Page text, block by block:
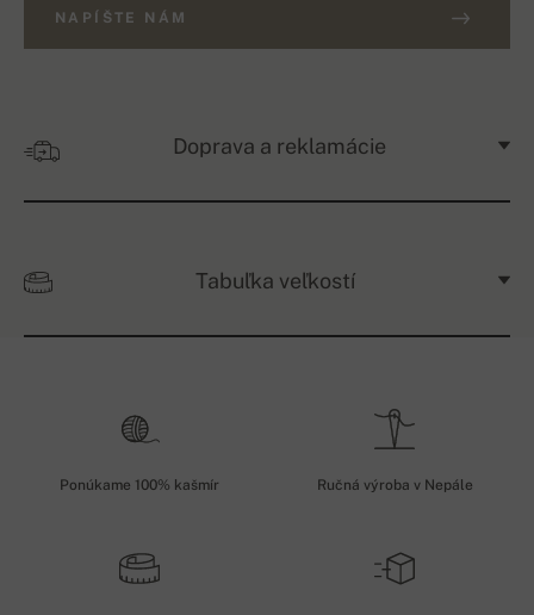
NAPÍŠTE NÁM
Doprava a reklamácie
Tabuľka veľkostí
Ponúkame 100% kašmír Ručná výroba v Nepále